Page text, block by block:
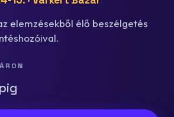
elemzésekből élő beszélgetés